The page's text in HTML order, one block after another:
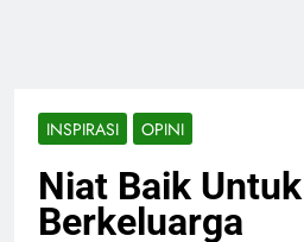
INSPIRASI OPINI
Niat Baik Untuk
Berkeluarga